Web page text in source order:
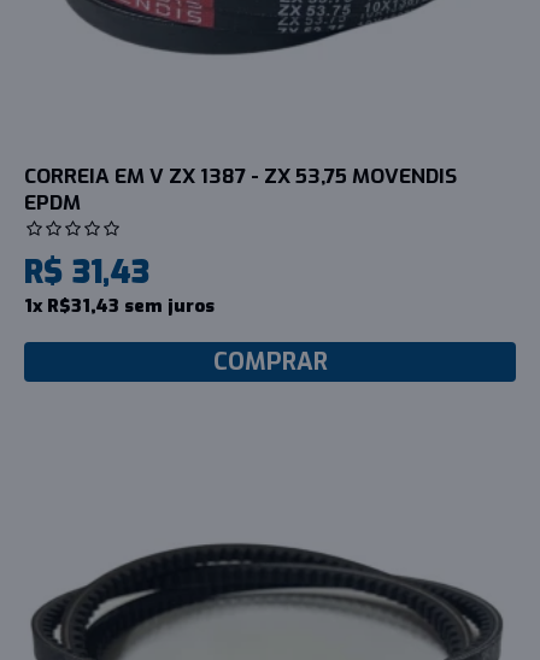
CORREIA EM V ZX 1387 - ZX 53,75 MOVENDIS
EPDM
R$ 31,43
1x R$31,43 sem juros
COMPRAR